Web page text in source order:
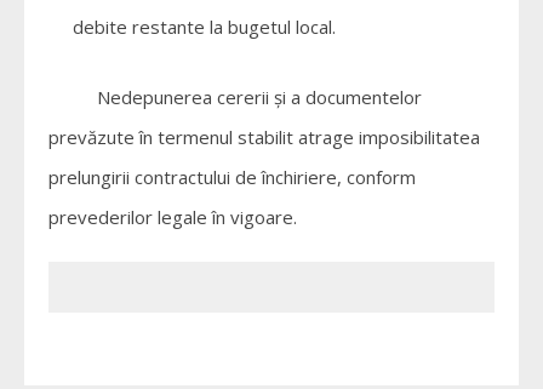
debite restante la bugetul local.
Nedepunerea cererii și a documentelor
prevăzute în termenul stabilit atrage imposibilitatea
prelungirii contractului de închiriere, conform
prevederilor legale în vigoare.